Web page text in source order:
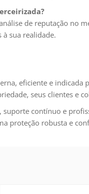
de reputação no
à sua realidade.
eficiente e
seus clientes e
contínuo e
proteção robusta e